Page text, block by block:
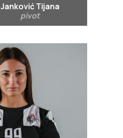
Janković Tijana
pivot